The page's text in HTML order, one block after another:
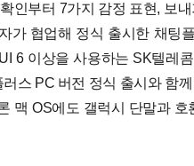
인부터 7가지 감정 표현, 보
가 협업해 정식 출시한 채팅
6 이상을 사용하는 SK텔레
스 PC 버전 정식 출시와 함
맥 OS에도 갤럭시 단말과